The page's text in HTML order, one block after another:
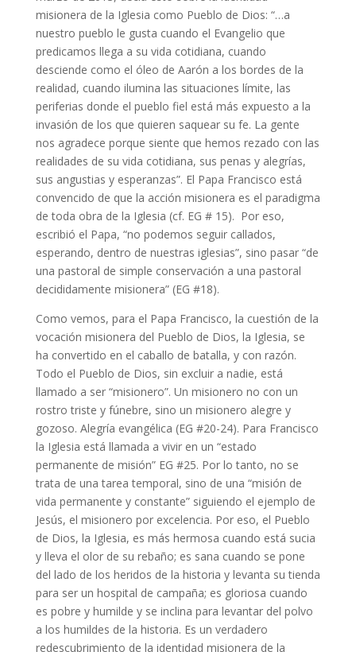
misionera de la Iglesia como Pueblo de Dios: “…a
nuestro pueblo le gusta cuando el Evangelio que
predicamos llega a su vida cotidiana, cuando
desciende como el óleo de Aarón a los bordes de la
realidad, cuando ilumina las situaciones límite, las
periferias donde el pueblo fiel está más expuesto a la
invasión de los que quieren saquear su fe. La gente
nos agradece porque siente que hemos rezado con las
realidades de su vida cotidiana, sus penas y alegrías,
sus angustias y esperanzas”. El Papa Francisco está
convencido de que la acción misionera es el paradigma
de toda obra de la Iglesia (cf. EG # 15). Por eso,
escribió el Papa, “no podemos seguir callados,
esperando, dentro de nuestras iglesias”, sino pasar “de
una pastoral de simple conservación a una pastoral
decididamente misionera” (EG #18).
Como vemos, para el Papa Francisco, la cuestión de la
vocación misionera del Pueblo de Dios, la Iglesia, se
ha convertido en el caballo de batalla, y con razón.
Todo el Pueblo de Dios, sin excluir a nadie, está
llamado a ser “misionero”. Un misionero no con un
rostro triste y fúnebre, sino un misionero alegre y
gozoso. Alegría evangélica (EG #20-24). Para Francisco
la Iglesia está llamada a vivir en un “estado
permanente de misión” EG #25. Por lo tanto, no se
trata de una tarea temporal, sino de una “misión de
vida permanente y constante” siguiendo el ejemplo de
Jesús, el misionero por excelencia. Por eso, el Pueblo
de Dios, la Iglesia, es más hermosa cuando está sucia
y lleva el olor de su rebaño; es sana cuando se pone
del lado de los heridos de la historia y levanta su tienda
para ser un hospital de campaña; es gloriosa cuando
es pobre y humilde y se inclina para levantar del polvo
a los humildes de la historia. Es un verdadero
redescubrimiento de la identidad misionera de la